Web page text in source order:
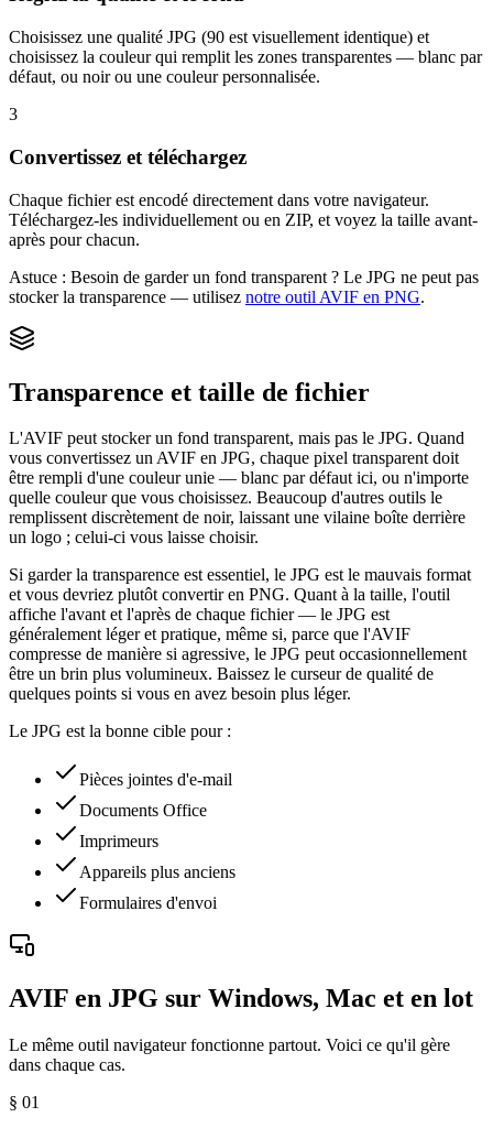
Choisissez une qualité JPG (90 est visuellement identique) et
choisissez la couleur qui remplit les zones transparentes — blanc par
défaut, ou noir ou une couleur personnalisée.
3
Convertissez et téléchargez
Chaque fichier est encodé directement dans votre navigateur.
Téléchargez-les individuellement ou en ZIP, et voyez la taille avant-
après pour chacun.
Astuce : Besoin de garder un fond transparent ? Le JPG ne peut pas
stocker la transparence — utilisez notre outil AVIF en PNG.
Transparence et taille de fichier
L'AVIF peut stocker un fond transparent, mais pas le JPG. Quand
vous convertissez un AVIF en JPG, chaque pixel transparent doit
être rempli d'une couleur unie — blanc par défaut ici, ou n'importe
quelle couleur que vous choisissez. Beaucoup d'autres outils le
remplissent discrètement de noir, laissant une vilaine boîte derrière
un logo ; celui-ci vous laisse choisir.
Si garder la transparence est essentiel, le JPG est le mauvais format
et vous devriez plutôt convertir en PNG. Quant à la taille, l'outil
affiche l'avant et l'après de chaque fichier — le JPG est
généralement léger et pratique, même si, parce que l'AVIF
compresse de manière si agressive, le JPG peut occasionnellement
être un brin plus volumineux. Baissez le curseur de qualité de
quelques points si vous en avez besoin plus léger.
Le JPG est la bonne cible pour :
Pièces jointes d'e-mail
Documents Office
Imprimeurs
Appareils plus anciens
Formulaires d'envoi
AVIF en JPG sur Windows, Mac et en lot
Le même outil navigateur fonctionne partout. Voici ce qu'il gère
dans chaque cas.
§ 01